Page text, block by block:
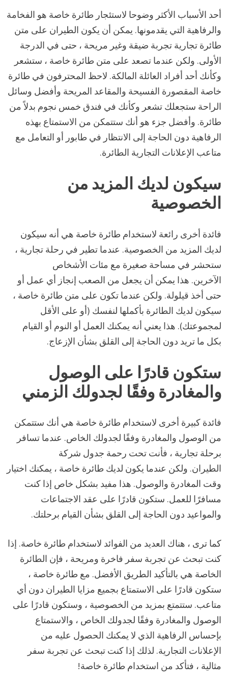
أحد الأسباب الأكثر وضوحا لاستئجار طائرة خاصة هو الفخامة
والرفاهية التي يقدمونها. يمكن أن يكون الطيران على متن
طائرة تجارية تجربة ضيقة وغير مريحة ، حتى في الدرجة
الأولى. ولكن عندما تصعد على متن طائرة خاصة ، ستشعر
وكأنك أحد أفراد العائلة المالكة. لاحظ المحترفون في طائرة
خاصة المقصورة الفسيحة والمقاعد المريحة وأفضل وسائل
الراحة ستجعلك تشعر وكأنك في فندق خمس نجوم بدلاً من
طائرة. وأفضل جزء هو أنك ستتمكن من الاستمتاع بهذه
الرفاهية دون الحاجة إلى الانتظار في طابور أو التعامل مع
متاعب الإعلانات التجارية الطائرة.
سيكون لديك المزيد من
الخصوصية
فائدة أخرى رائعة لاستخدام طائرة خاصة هي أنه سيكون
لديك المزيد من الخصوصية. عندما تطير في رحلة تجارية ،
ستحشر في مساحة صغيرة مع مئات الأشخاص
الآخرين. هذا يمكن أن يجعل من الصعب إنجاز أي عمل أو
حتى أخذ قيلولة. ولكن عندما تكون على متن طائرة خاصة ،
سيكون لديك الطائرة بأكملها لنفسك (أو على الأقل
لمجموعتك). هذا يعني أنه يمكنك العمل أو النوم أو القيام
بكل ما تريد دون الحاجة إلى القلق بشأن الإزعاج.
ستكون قادرًا على الوصول
والمغادرة وفقًا لجدولك الزمني
فائدة كبيرة أخرى لاستخدام طائرة خاصة هي أنك ستتمكن
من الوصول والمغادرة وفقًا لجدولك الخاص. عندما تسافر
برحلة تجارية ، فأنت تحت رحمة جدول شركة
الطيران. ولكن عندما يكون لديك طائرة خاصة ، يمكنك اختيار
وقت المغادرة والوصول. هذا مفيد بشكل خاص إذا كنت
مسافرًا للعمل. ستكون قادرًا على عقد الاجتماعات
والمواعيد دون الحاجة إلى القلق بشأن القيام برحلتك.
كما ترى ، هناك العديد من الفوائد لاستخدام طائرة خاصة. إذا
كنت تبحث عن تجربة سفر فاخرة ومريحة ، فإن الطائرة
الخاصة هي بالتأكيد الطريق الأفضل. مع طائرة خاصة ،
ستكون قادرًا على الاستمتاع بجميع مزايا الطيران دون أي
متاعب. ستتمتع بمزيد من الخصوصية ، وستكون قادرًا على
الوصول والمغادرة وفقًا لجدولك الخاص ، والاستمتاع
بإحساس الرفاهية الذي لا يمكنك الحصول عليه من
الإعلانات التجارية. لذلك إذا كنت تبحث عن تجربة سفر
مثالية ، فتأكد من استخدام طائرة خاصة!